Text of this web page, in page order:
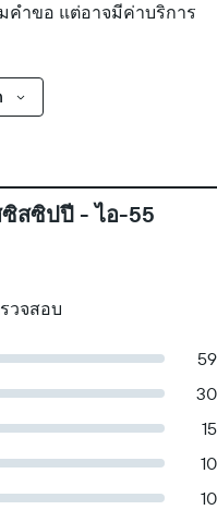
คำขอ แต่อาจมีค่าบริการ
สซิปปี - ไอ-55
วจสอบ
59
30
15
10
10